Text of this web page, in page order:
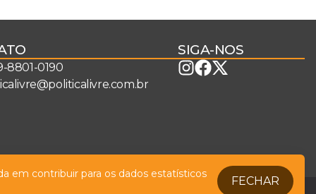
8801-0190
SIGA-NOS
em contribuir para os dados estatísticos
FECHAR